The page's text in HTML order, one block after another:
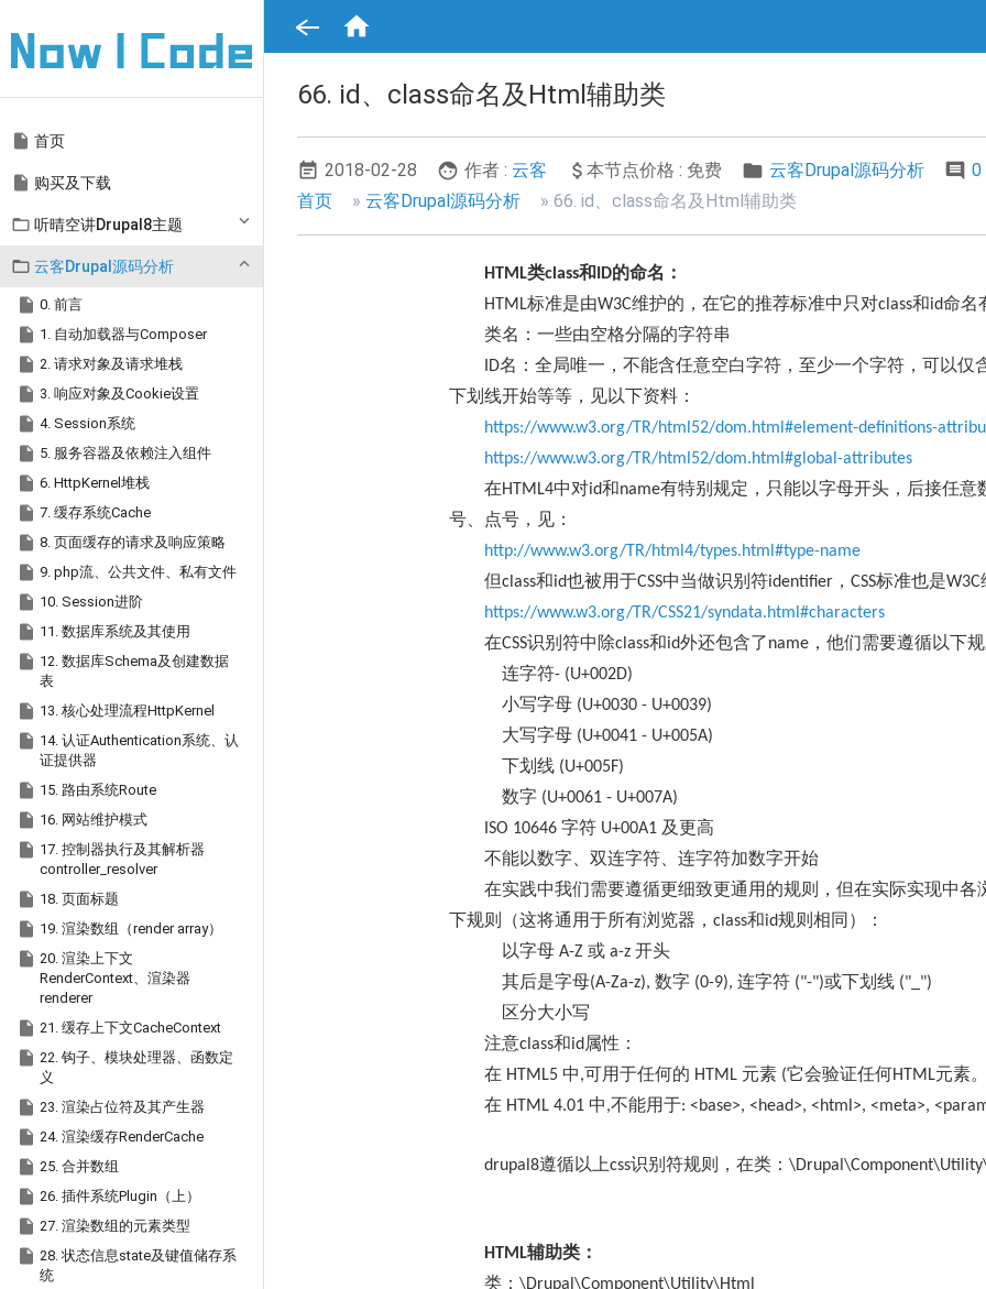
内

Main
navigation
 首页
 购买及下载
 听晴空讲Drupal8主题
 云客Drupal源码分析
 0. 前言
 1. 自动加载器与Composer
 2. 请求对象及请求堆栈
 3. 响应对象及Cookie设置
 4. Session系统
 5. 服务容器及依赖注入组件
 6. HttpKernel堆栈
 7. 缓存系统Cache
 8. 页面缓存的请求及响应策略
 9. php流、公共文件、私有文件
 10. Session进阶
 11. 数据库系统及其使用
 12. 数据库Schema及创建数据
表
 13. 核心处理流程HttpKernel
 14. 认证Authentication系统、认
证提供器
 15. 路由系统Route
 16. 网站维护模式
 17. 控制器执行及其解析器
controller_resolver
 18. 页面标题
 19. 渲染数组（render array）
 20. 渲染上下文
RenderContext、渲染器
renderer
 21. 缓存上下文CacheContext
 22. 钩子、模块处理器、函数定
义
 23. 渲染占位符及其产生器
 24. 渲染缓存RenderCache
 25. 合并数组
 26. 插件系统Plugin（上）
 27. 渲染数组的元素类型
 28. 状态信息state及键值储存系
统
66. id、class命名及Html辅助类
2018-02-28 作者 : 云客 本节点价格 : 免费 云客Drupal源码分析 0
面
包
首页 云客Drupal源码分析 66. id、class命名及Html辅助类
HTML类class和 ID的命名：
HTML标准是由W3C维护的，在它的推荐标准中只对class和id命名
类名：一些由空格分隔的字符串
ID名：全局唯一，不能含任意空白字符，至少一个字符，可以仅
下划线开始等等，见以下资料：
https://www.w3.org/TR/html52/dom.html#element-definitions-
https://www.w3.org/TR/html52/dom.html#global-attributes
在HTML4中对id和name有特别规定，只能以字母开头，后接任
号、点号，见：
http://www.w3.org/TR/html4/types.html#type-name
但class和id也被用于CSS中当做识别符identifier ， CSS标准也是W3C
https://www.w3.org/TR/CSS21/syndata.html#characters
在CSS识别符中除class和id外还包含了name ，他们需要遵循以下规
连字符- (U+002D)
小写字母 (U+0030 - U+0039)
大写字母 (U+0041 - U+005A)
下划线 (U+005F)
数字 (U+0061 - U+007A)
ISO 10646 字符 U+00A1 及更高
不能以数字、双连字符、连字符加数字开始
在实践中我们需要遵循更细致更通用的规则，但在实际实现中
下规则（这将通用于所有浏览器， class和id规则相同）：
以字母 A-Z 或 a-z 开头
其后是字母(A-Za-z), 数字 (0-9), 连字符 ("-")或下划线 ("_")
区分大小写
注意class和id 属性：
在 HTML5 中,可用于任何的 HTML 元素 (它会验证任何HTML元素
在 HTML 4.01 中,不能用于: <base>, <head>, <html>, <meta>,
drupal8遵循以上css识别符规则，在类：
HTML辅助类：
类： \Drupal\Component\Utility\Html